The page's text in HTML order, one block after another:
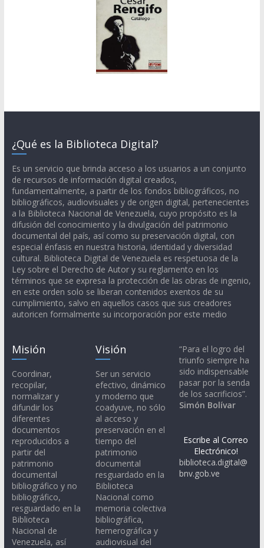
¿Qué es la Biblioteca Digital?
Es un servicio que brinda acceso a los usuarios a un conjunto
de recursos de información digital creados,
fundamentalmente, a partir de los fondos bibliográficos, no
bibliográficos, audiovisuales y de origen digital, pertenecientes
a la Biblioteca Nacional de Venezuela, cuyo propósito es la
difusión del conocimiento y la divulgación del patrimonio
documental del país, así como su preservación digital, con
especial énfasis en nuestra historia, identidad y diversidad
cultural. Biblioteca Digital de Venezuela es respetuosa de la
Ley sobre el Derecho de Autor y su reglamento en los
términos que se expresa la protección de las obras de ingenio,
en este orden solo se liberan contenidos exentos de su
cumplimiento, salvo en aquellos casos que sus creadores
autoricen formalmente su incorporación por este medio
Misión
Coordinar,
recopilar,
normalizar y
difundir los
diferentes
documentos
reproducidos a
partir del
patrimonio
documental
bibliográfico y no
bibliográfico,
resguardado en la
Biblioteca
Nacional de
Venezuela, así
Visión
Ser un servicio
efectivo, dinámico
y moderno que
coadyuve, no sólo
al acceso y
preservación en el
tiempo del
patrimonio
documental
resguardado en la
Biblioteca
Nacional como
memoria colectiva
bibliográfica,
hemerográfica y
audiovisual del
“Para el logro del
triunfo siempre ha
sido indispensable
pasar por la senda
de los sacrificios”.
Simón Bolívar
Escribe al Correo
Electrónico!
biblioteca.digital@
bnv.gob.ve